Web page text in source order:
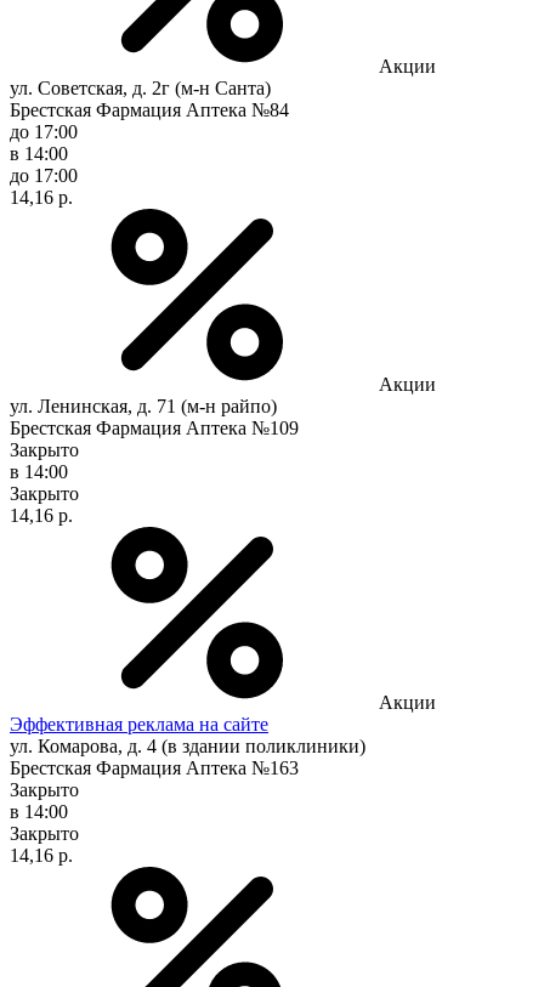
Акции
ул. Советская, д. 2г (м-н Санта)
Брестская Фармация Аптека №84
до 17:00
в 14:00
до 17:00
14,16 р.
Акции
ул. Ленинская, д. 71 (м-н райпо)
Брестская Фармация Аптека №109
Закрыто
в 14:00
Закрыто
14,16 р.
Акции
Эффективная реклама на сайте
ул. Комарова, д. 4 (в здании поликлиники)
Брестская Фармация Аптека №163
Закрыто
в 14:00
Закрыто
14,16 р.